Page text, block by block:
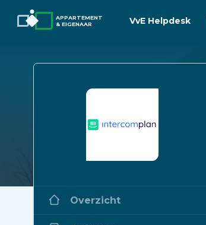
APPARTEMENT
& EIGENAAR
VvE Helpdesk
Overzicht